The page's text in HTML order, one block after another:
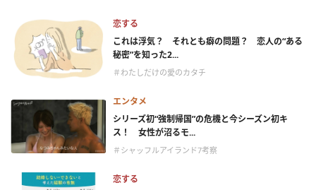
恋する
これは浮気？ それとも癖の問題？ 恋人の“ある
秘密”を知った2...
＃わたしだけの愛のカタチ
エンタメ
シリーズ初“強制帰国”の危機と今シーズン初キ
ス！ 女性が沼るモ...
＃シャッフルアイランド7考察
恋する